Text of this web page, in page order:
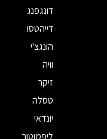
דונגפנג
דייהטסו
הונגצ'י
וויה
זיקר
טסלה
יונדאי